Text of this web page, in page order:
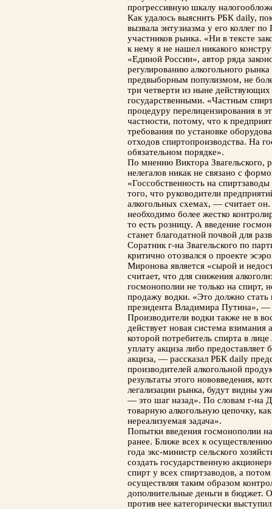
прогрессивную шкалу
Как удалось выяснить РБК daily,
вызвала энтузиазма у его коллег
участников рынка. «Ни в тексте
к нему я не нашел никакого
«Единой России», автор ряда
регулированию алкогольного
предвыборным популизмом, не
три четверти из ныне действующих
государственными. «Частным
процедуру перелицензирования в
частности, потому, что к
требования по установке
отходов спиртопроизводства. На
обязательном порядке».
По мнению Виктора Звагельского,
нелегалов никак не связано с
«Госсобственность на
того, что руководители
алкогольных схемах, — считает
необходимо более жестко
то есть розницу. А введение
станет благодатной почвой для
Соратник г-на Звагельского по
критично отозвался о проекте
Миронова является «сырой и
считает, что для снижения
госмонополии не только на спирт,
продажу водки. «Это должно стать
президента Владимира Путина»,
Производители водки также не в
действует новая система взимания
которой потребитель спирта в
уплату акциза либо
акциза, — рассказал РБК daily
производителей алкогольной
результаты этого нововведения,
легализации рынка, будут видны
— это шаг назад». По словам г-на
товарную алкогольную цепочку,
нереализуемая задача».
Попытки введения госмонополии
ранее. Ближе всех к
года экс-министр сельского
создать государственную
спирт у всех спиртзаводов, а
осуществляя таким образом
дополнительные деньги в бюджет.
против нее категорически